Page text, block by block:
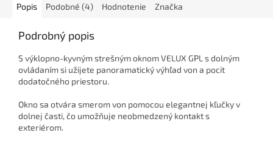
Popis Podobné (4) Hodnotenie Značka
Podrobný popis
S výklopno-kyvným strešným oknom VELUX GPL s dolným
ovládaním si užijete panoramatický výhľad von a pocit
dodatočného priestoru.
Okno sa otvára smerom von pomocou elegantnej kľučky v
dolnej časti, čo umožňuje neobmedzený kontakt s
exteriérom.